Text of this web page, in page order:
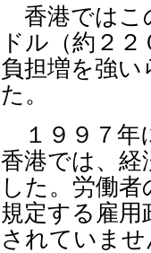
香港ではこ
ドル（約２
負担増を強
た。
１９９７年
香港では、経
した。労働
規定する雇用
されていま